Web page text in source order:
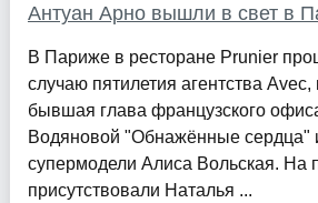
Антуан Арно вышли в свет в
В Париже в ресторане Prunier
случаю пятилетия агентства
бывшая глава французского
Водяновой "Обнажённые сердца"
супермодели Алиса Вольская. На
присутствовали Наталья ...